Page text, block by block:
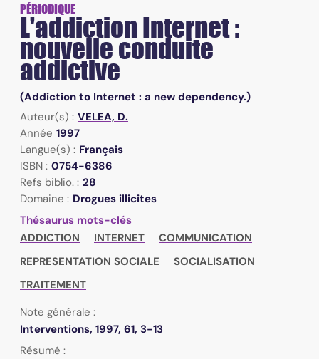
PÉRIODIQUE
L'addiction Internet :
nouvelle conduite
addictive
(Addiction to Internet : a new dependency.)
Auteur(s) : VELEA, D.
Année 1997
Langue(s) : Français
ISBN : 0754-6386
Refs biblio. : 28
Domaine : Drogues illicites
Thésaurus mots-clés
ADDICTION
INTERNET
COMMUNICATION
REPRESENTATION SOCIALE
SOCIALISATION
TRAITEMENT
Note générale :
Interventions, 1997, 61, 3-13
Résumé :